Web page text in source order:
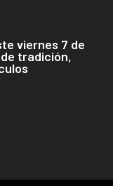
viernes 7 de
tradición,